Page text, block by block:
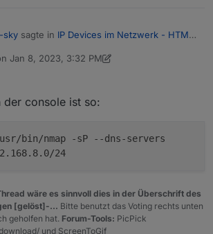
sky sagte in IP Devices im Netzwerk - HTML
mit bin
aber auch noch den test befehl von
mit dem richtigen pfad testen !!!!!
mit Javascript kämpfe ich noch gewaltig.
Jan 8, 2023, 3:32 PM
by liv-in-skyJan 8, 2023, 4:34 PM
console ist so:
bin/nmap -sP --dns-servers
24
wäre es sinnvoll dies in der Überschrift des
[gelöst]-... Bitte benutzt das Voting rechts unten
geholfen hat. Forum-Tools: PicPick
und ScreenToGif